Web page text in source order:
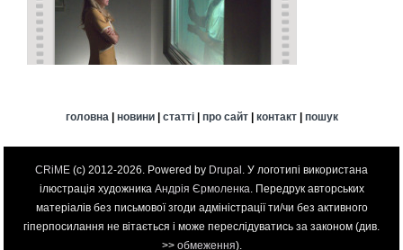
головна | новини| статті| про сайт| контакт| пошук
CRiME (c) 2012-2026. Powered by Drupal . У логотипі використана
ілюстрація художника Андрія Єрмоленка . Передрук авторських
матеріалів без письмової згоди адміністрації ти/чи без активного
гіперпосилання не вітається і може переслідуватись за законом (див.
>> обмеження).